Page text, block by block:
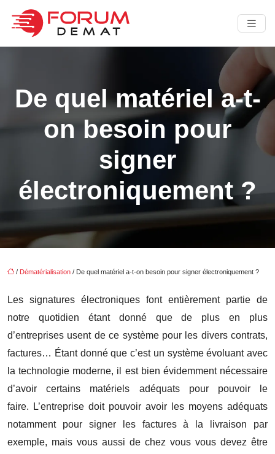
De quel matériel a-t-
on besoin pour
signer
électroniquement ?
/ Dématérialisation / De quel matériel a-t-on besoin pour signer électroniquement ?
Les signatures électroniques font entièrement partie de
notre quotidien étant donné que de plus en plus
d’entreprises usent de ce système pour les divers contrats,
factures… Étant donné que c’est un système évoluant avec
la technologie moderne, il est bien évidemment nécessaire
d’avoir certains matériels adéquats pour pouvoir le
faire. L’entreprise doit pouvoir avoir les moyens adéquats
notamment pour signer les factures à la livraison par
exemple, mais vous aussi de chez vous vous devez être